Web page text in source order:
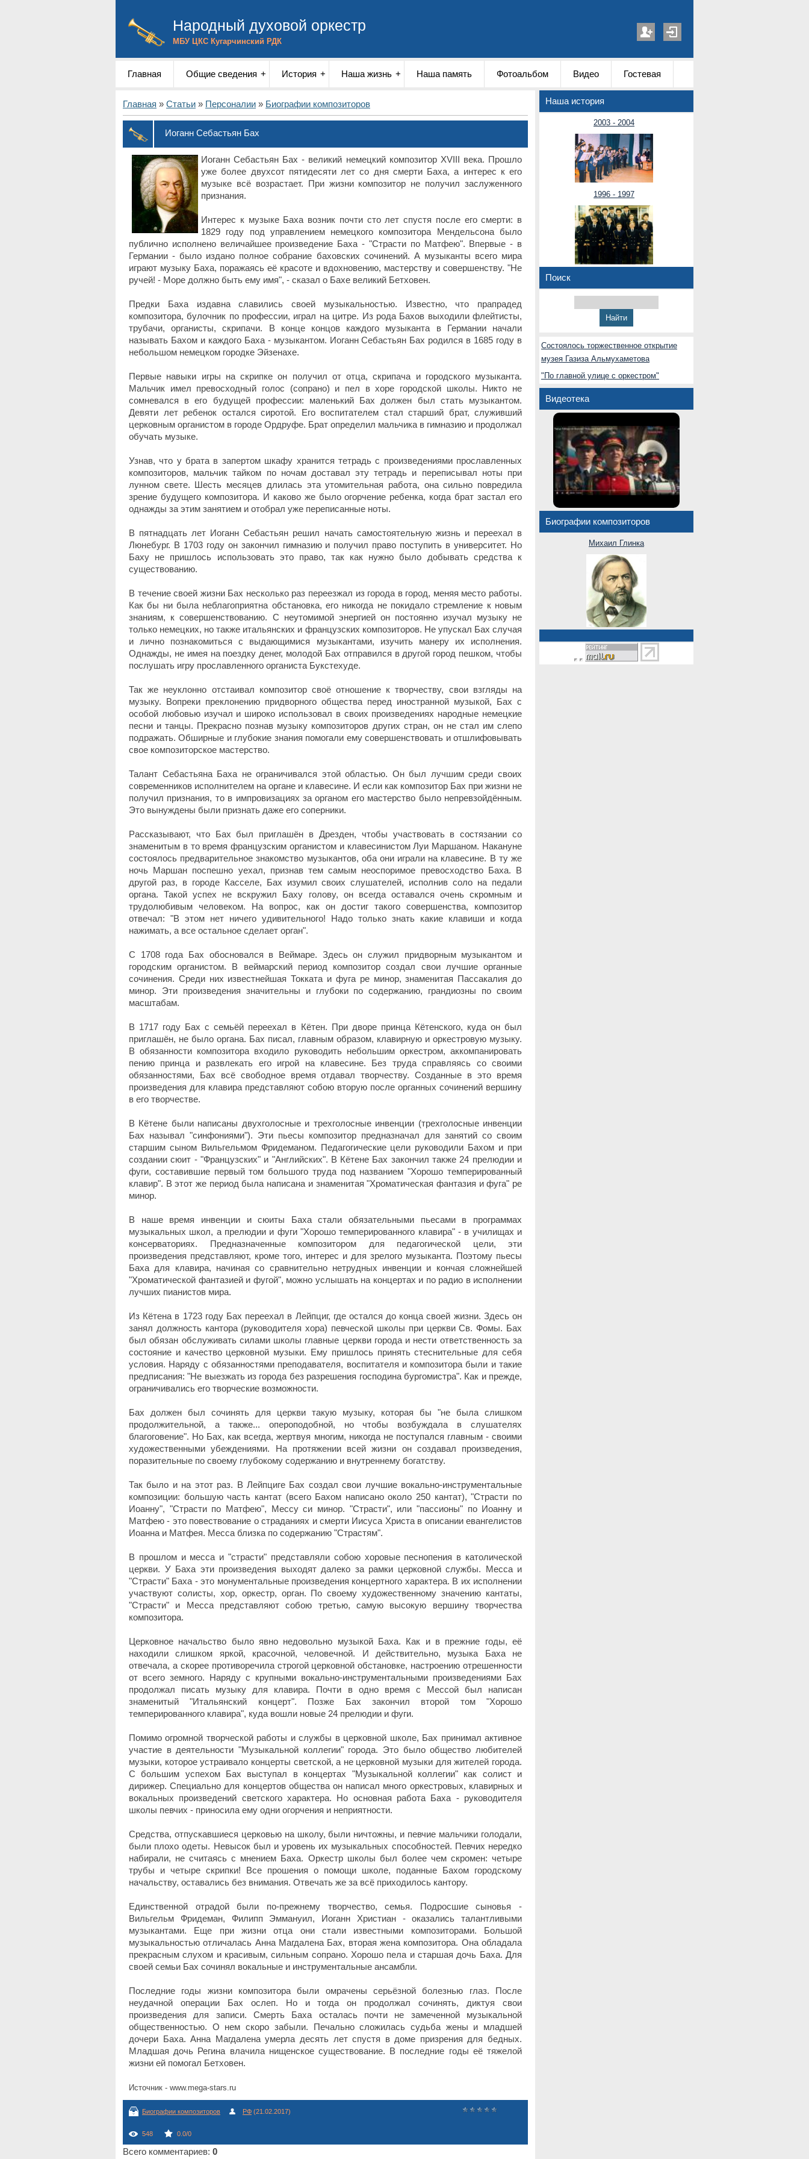
Народный духовой оркестр
МБУ ЦКС Кугарчинский РДК
Главная Общие сведения История Наша жизнь Наша память Фотоальбом Видео Гостевая
Главная » Статьи » Персоналии » Биографии композиторов
Иоганн Себастьян Бах
Иоганн Себастьян Бах - великий немецкий композитор XVIII века. Прошло
уже более двухсот пятидесяти лет со дня смерти Баха, а интерес к его
музыке всё возрастает. При жизни композитор не получил заслуженного
признания.
Интерес к музыке Баха возник почти сто лет спустя после его смерти: в
1829 году под управлением немецкого композитора Мендельсона было
публично исполнено величайшее произведение Баха - "Страсти по Матфею". Впервые - в
Германии - было издано полное собрание баховских сочинений. А музыканты всего мира
играют музыку Баха, поражаясь её красоте и вдохновению, мастерству и совершенству. "Не
ручей! - Море должно быть ему имя", - сказал о Бахе великий Бетховен.
Предки Баха издавна славились своей музыкальностью. Известно, что прапрадед
композитора, булочник по профессии, играл на цитре. Из рода Бахов выходили флейтисты,
трубачи, органисты, скрипачи. В конце концов каждого музыканта в Германии начали
называть Бахом и каждого Баха - музыкантом. Иоганн Себастьян Бах родился в 1685 году в
небольшом немецком городке Эйзенахе.
Первые навыки игры на скрипке он получил от отца, скрипача и городского музыканта.
Мальчик имел превосходный голос (сопрано) и пел в хоре городской школы. Никто не
сомневался в его будущей профессии: маленький Бах должен был стать музыкантом.
Девяти лет ребенок остался сиротой. Его воспитателем стал старший брат, служивший
церковным органистом в городе Ордруфе. Брат определил мальчика в гимназию и продолжал
обучать музыке.
Узнав, что у брата в запертом шкафу хранится тетрадь с произведениями прославленных
композиторов, мальчик тайком по ночам доставал эту тетрадь и переписывал ноты при
лунном свете. Шесть месяцев длилась эта утомительная работа, она сильно повредила
зрение будущего композитора. И каково же было огорчение ребенка, когда брат застал его
однажды за этим занятием и отобрал уже переписанные ноты.
В пятнадцать лет Иоганн Себастьян решил начать самостоятельную жизнь и переехал в
Люнебург. В 1703 году он закончил гимназию и получил право поступить в университет. Но
Баху не пришлось использовать это право, так как нужно было добывать средства к
существованию.
В течение своей жизни Бах несколько раз переезжал из города в город, меняя место работы.
Как бы ни была неблагоприятна обстановка, его никогда не покидало стремление к новым
знаниям, к совершенствованию. С неутомимой энергией он постоянно изучал музыку не
только немецких, но также итальянских и французских композиторов. Не упускал Бах случая
и лично познакомиться с выдающимися музыкантами, изучить манеру их исполнения.
Однажды, не имея на поездку денег, молодой Бах отправился в другой город пешком, чтобы
послушать игру прославленного органиста Букстехуде.
Так же неуклонно отстаивал композитор своё отношение к творчеству, свои взгляды на
музыку. Вопреки преклонению придворного общества перед иностранной музыкой, Бах с
особой любовью изучал и широко использовал в своих произведениях народные немецкие
песни и танцы. Прекрасно познав музыку композиторов других стран, он не стал им слепо
подражать. Обширные и глубокие знания помогали ему совершенствовать и отшлифовывать
свое композиторское мастерство.
Талант Себастьяна Баха не ограничивался этой областью. Он был лучшим среди своих
современников исполнителем на органе и клавесине. И если как композитор Бах при жизни не
получил признания, то в импровизациях за органом его мастерство было непревзойдённым.
Это вынуждены были признать даже его соперники.
Рассказывают, что Бах был приглашён в Дрезден, чтобы участвовать в состязании со
знаменитым в то время французским органистом и клавесинистом Луи Маршаном. Накануне
состоялось предварительное знакомство музыкантов, оба они играли на клавесине. В ту же
ночь Маршан поспешно уехал, признав тем самым неоспоримое превосходство Баха. В
другой раз, в городе Касселе, Бах изумил своих слушателей, исполнив соло на педали
органа. Такой успех не вскружил Баху голову, он всегда оставался очень скромным и
трудолюбивым человеком. На вопрос, как он достиг такого совершенства, композитор
отвечал: "В этом нет ничего удивительного! Надо только знать какие клавиши и когда
нажимать, а все остальное сделает орган".
С 1708 года Бах обосновался в Веймаре. Здесь он служил придворным музыкантом и
городским органистом. В веймарский период композитор создал свои лучшие органные
сочинения. Среди них известнейшая Токката и фуга ре минор, знаменитая Пассакалия до
минор. Эти произведения значительны и глубоки по содержанию, грандиозны по своим
масштабам.
В 1717 году Бах с семьёй переехал в Кётен. При дворе принца Кётенского, куда он был
приглашён, не было органа. Бах писал, главным образом, клавирную и оркестровую музыку.
В обязанности композитора входило руководить небольшим оркестром, аккомпанировать
пению принца и развлекать его игрой на клавесине. Без труда справляясь со своими
обязанностями, Бах всё свободное время отдавал творчеству. Созданные в это время
произведения для клавира представляют собою вторую после органных сочинений вершину
в его творчестве.
В Кётене были написаны двухголосные и трехголосные инвенции (трехголосные инвенции
Бах называл "синфониями"). Эти пьесы композитор предназначал для занятий со своим
старшим сыном Вильгельмом Фридеманом. Педагогические цели руководили Бахом и при
создании сюит - "Французских" и "Английских". В Кётене Бах закончил также 24 прелюдии и
фуги, составившие первый том большого труда под названием "Хорошо темперированный
клавир". В этот же период была написана и знаменитая "Хроматическая фантазия и фуга" ре
минор.
В наше время инвенции и сюиты Баха стали обязательными пьесами в программах
музыкальных школ, а прелюдии и фуги "Хорошо темперированного клавира" - в училищах и
консерваториях. Предназначенные композитором для педагогической цели, эти
произведения представляют, кроме того, интерес и для зрелого музыканта. Поэтому пьесы
Баха для клавира, начиная со сравнительно нетрудных инвенции и кончая сложнейшей
"Хроматической фантазией и фугой", можно услышать на концертах и по радио в исполнении
лучших пианистов мира.
Из Кётена в 1723 году Бах переехал в Лейпциг, где остался до конца своей жизни. Здесь он
занял должность кантора (руководителя хора) певческой школы при церкви Св. Фомы. Бах
был обязан обслуживать силами школы главные церкви города и нести ответственность за
состояние и качество церковной музыки. Ему пришлось принять стеснительные для себя
условия. Наряду с обязанностями преподавателя, воспитателя и композитора были и такие
предписания: "Не выезжать из города без разрешения господина бургомистра". Как и прежде,
ограничивались его творческие возможности.
Бах должен был сочинять для церкви такую музыку, которая бы "не была слишком
продолжительной, а также... опероподобной, но чтобы возбуждала в слушателях
благоговение". Но Бах, как всегда, жертвуя многим, никогда не поступался главным - своими
художественными убеждениями. На протяжении всей жизни он создавал произведения,
поразительные по своему глубокому содержанию и внутреннему богатству.
Так было и на этот раз. В Лейпциге Бах создал свои лучшие вокально-инструментальные
композиции: большую часть кантат (всего Бахом написано около 250 кантат), "Страсти по
Иоанну", "Страсти по Матфею", Мессу си минор. "Страсти", или "пассионы" по Иоанну и
Матфею - это повествование о страданиях и смерти Иисуса Христа в описании евангелистов
Иоанна и Матфея. Месса близка по содержанию "Страстям".
В прошлом и месса и "страсти" представляли собою хоровые песнопения в католической
церкви. У Баха эти произведения выходят далеко за рамки церковной службы. Месса и
"Страсти" Баха - это монументальные произведения концертного характера. В их исполнении
участвуют солисты, хор, оркестр, орган. По своему художественному значению кантаты,
"Страсти" и Месса представляют собою третью, самую высокую вершину творчества
композитора.
Церковное начальство было явно недовольно музыкой Баха. Как и в прежние годы, её
находили слишком яркой, красочной, человечной. И действительно, музыка Баха не
отвечала, а скорее противоречила строгой церковной обстановке, настроению отрешенности
от всего земного. Наряду с крупными вокально-инструментальными произведениями Бах
продолжал писать музыку для клавира. Почти в одно время с Мессой был написан
знаменитый "Итальянский концерт". Позже Бах закончил второй том "Хорошо
темперированного клавира", куда вошли новые 24 прелюдии и фуги.
Помимо огромной творческой работы и службы в церковной школе, Бах принимал активное
участие в деятельности "Музыкальной коллегии" города. Это было общество любителей
музыки, которое устраивало концерты светской, а не церковной музыки для жителей города.
С большим успехом Бах выступал в концертах "Музыкальной коллегии" как солист и
дирижер. Специально для концертов общества он написал много оркестровых, клавирных и
вокальных произведений светского характера. Но основная работа Баха - руководителя
школы певчих - приносила ему одни огорчения и неприятности.
Средства, отпускавшиеся церковью на школу, были ничтожны, и певчие мальчики голодали,
были плохо одеты. Невысок был и уровень их музыкальных способностей. Певчих нередко
набирали, не считаясь с мнением Баха. Оркестр школы был более чем скромен: четыре
трубы и четыре скрипки! Все прошения о помощи школе, поданные Бахом городскому
начальству, оставались без внимания. Отвечать же за всё приходилось кантору.
Единственной отрадой были по-прежнему творчество, семья. Подросшие сыновья -
Вильгельм Фридеман, Филипп Эммануил, Иоганн Христиан - оказались талантливыми
музыкантами. Еще при жизни отца они стали известными композиторами. Большой
музыкальностью отличалась Анна Магдалена Бах, вторая жена композитора. Она обладала
прекрасным слухом и красивым, сильным сопрано. Хорошо пела и старшая дочь Баха. Для
своей семьи Бах сочинял вокальные и инструментальные ансамбли.
Последние годы жизни композитора были омрачены серьёзной болезнью глаз. После
неудачной операции Бах ослеп. Но и тогда он продолжал сочинять, диктуя свои
произведения для записи. Смерть Баха осталась почти не замеченной музыкальной
общественностью. О нем скоро забыли. Печально сложилась судьба жены и младшей
дочери Баха. Анна Магдалена умерла десять лет спустя в доме призрения для бедных.
Младшая дочь Регина влачила нищенское существование. В последние годы её тяжелой
жизни ей помогал Бетховен.
Источник - www.mega-stars.ru
Биографии композиторов РФ (21.02.2017)
548 0.0/0
Всего комментариев: 0
Наша история
2003 - 2004
1996 - 1997
Поиск
Состоялось торжественное открытие
музея Газиза Альмухаметова
"По главной улице с оркестром"
Видеотека
Биографии композиторов
Михаил Глинка